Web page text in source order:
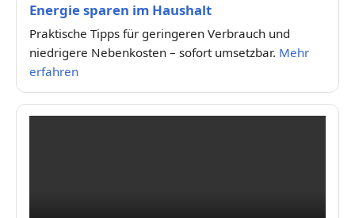
Energie sparen im Haushalt
Praktische Tipps für geringeren Verbrauch und
niedrigere Nebenkosten – sofort umsetzbar. Mehr
erfahren